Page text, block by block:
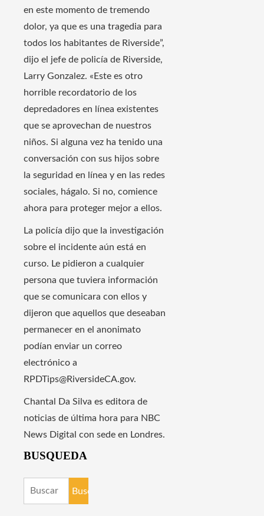
en este momento de tremendo
dolor, ya que es una tragedia para
todos los habitantes de Riverside”,
dijo el jefe de policía de Riverside,
Larry Gonzalez. «Este es otro
horrible recordatorio de los
depredadores en línea existentes
que se aprovechan de nuestros
niños. Si alguna vez ha tenido una
conversación con sus hijos sobre
la seguridad en línea y en las redes
sociales, hágalo. Si no, comience
ahora para proteger mejor a ellos.
La policía dijo que la investigación
sobre el incidente aún está en
curso. Le pidieron a cualquier
persona que tuviera información
que se comunicara con ellos y
dijeron que aquellos que deseaban
permanecer en el anonimato
podían enviar un correo
electrónico a
RPDTips@RiversideCA.gov.
Chantal Da Silva es editora de
noticias de última hora para NBC
News Digital con sede en Londres.
BUSQUEDA
Buscar: